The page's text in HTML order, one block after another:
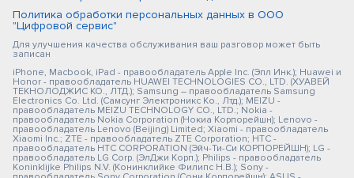
Политика обработки персональных данных в ООО
"Цифровой сервис"
Для улучшения качества обслуживания ваш разговор может быть
записан
iPhone, Macbook, iPad - правообладатель Apple Inc. (Эпл Инк.); Huawei и
Honor - правообладатель HUAWEI TECHNOLOGIES CO., LTD. (ХУАВЕЙ
ТЕКНОЛОДЖИС КО., ЛТД.); Samsung – правообладатель Samsung
Electronics Co. Ltd. (Самсунг Электроникс Ко., Лтд.); MEIZU -
правообладатель MEIZU TECHNOLOGY CO., LTD.; Nokia -
правообладатель Nokia Corporation (Нокиа Корпорейшн); Lenovo -
правообладатель Lenovo (Beijing) Limited; Xiaomi - правообладатель
Xiaomi Inc.; ZTE - правообладатель ZTE Corporation; HTC -
правообладатель HTC CORPORATION (Эйч-Ти-Си КОРПОРЕЙШН); LG -
правообладатель LG Corp. (ЭлДжи Корп.); Philips - правообладатель
Koninklijke Philips N.V. (Конинклийке Филипс Н.В.); Sony -